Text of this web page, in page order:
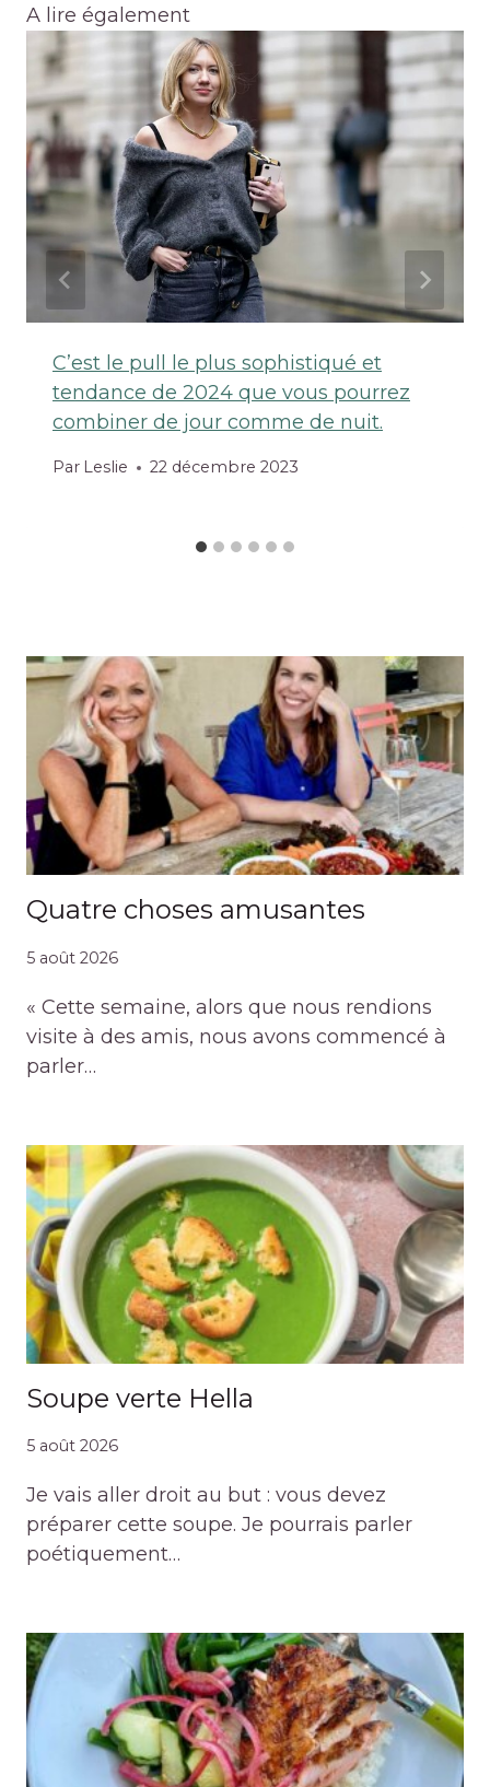
A lire également
C’est le pull le plus sophistiqué et
tendance de 2024 que vous pourrez
combiner de jour comme de nuit.
Par Leslie 22 décembre 2023
Quatre choses amusantes
5 août 2026
« Cette semaine, alors que nous rendions
visite à des amis, nous avons commencé à
parler…
Soupe verte Hella
5 août 2026
Je vais aller droit au but : vous devez
préparer cette soupe. Je pourrais parler
poétiquement…